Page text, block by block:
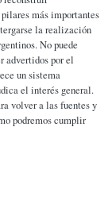
más importantes
la realización
No puede
advertidos por el
un sistema
el interés general.
volver a las fuentes y
podremos cumplir